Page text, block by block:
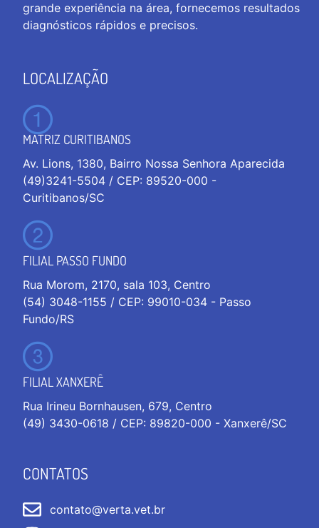
grande experiência na área, fornecemos resultados
diagnósticos rápidos e precisos.
LOCALIZAÇÃO
MATRIZ CURITIBANOS
Av. Lions, 1380, Bairro Nossa Senhora Aparecida
(49)3241-5504 / CEP: 89520-000 -
Curitibanos/SC
FILIAL PASSO FUNDO
Rua Morom, 2170, sala 103, Centro
(54) 3048-1155 / CEP: 99010-034 - Passo
Fundo/RS
FILIAL XANXERÊ
Rua Irineu Bornhausen, 679, Centro
(49) 3430-0618 / CEP: 89820-000 - Xanxerê/SC
CONTATOS
contato@verta.vet.br